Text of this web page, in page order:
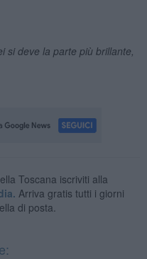
si deve la parte più brillante,
Toscana iscriviti alla
Arriva gratis tutti i giorni
di posta.